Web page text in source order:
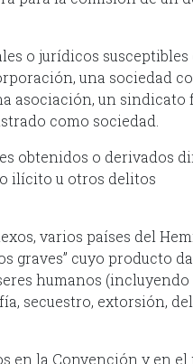
o jurídicos
una sociedad
asociación, un sindicato
como sociedad.
obtenidos o derivados
ilícito u otros delitos
varios países del
graves” cuyo producto
humanos
secuestro, extorsión,
en la Convención y en el